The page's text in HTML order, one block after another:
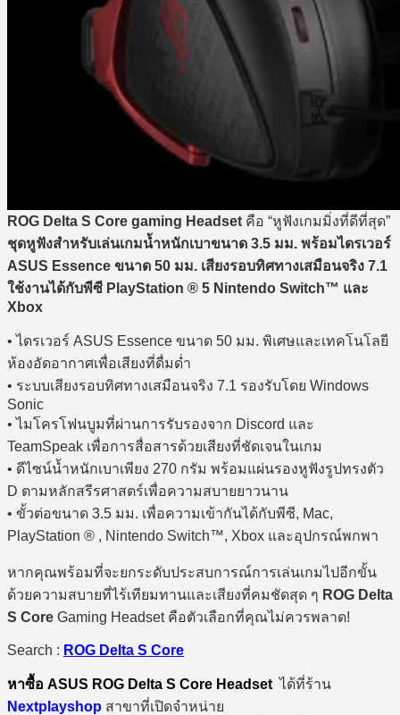
ROG Delta S Core gaming Headset คือ “หูฟังเกมมิ่งที่ดีที่สุด”
ชุดหูฟังสำหรับเล่นเกมน้ำหนักเบาขนาด 3.5 มม. พร้อมไดรเวอร์
ASUS Essence ขนาด 50 มม. เสียงรอบทิศทางเสมือนจริง 7.1
ใช้งานได้กับพีซี PlayStation ® 5 Nintendo Switch™ และ
Xbox
• ไดรเวอร์ ASUS Essence ขนาด 50 มม. พิเศษและเทคโนโลยี
ห้องอัดอากาศเพื่อเสียงที่ดื่มด่ำ
• ระบบเสียงรอบทิศทางเสมือนจริง 7.1 รองรับโดย Windows
Sonic
• ไมโครโฟนบูมที่ผ่านการรับรองจาก Discord และ
TeamSpeak เพื่อการสื่อสารด้วยเสียงที่ชัดเจนในเกม
• ดีไซน์น้ำหนักเบาเพียง 270 กรัม พร้อมแผ่นรองหูฟังรูปทรงตัว
D ตามหลักสรีรศาสตร์เพื่อความสบายยาวนาน
• ขั้วต่อขนาด 3.5 มม. เพื่อความเข้ากันได้กับพีซี, Mac,
PlayStation ® , Nintendo Switch™, Xbox และอุปกรณ์พกพา
หากคุณพร้อมที่จะยกระดับประสบการณ์การเล่นเกมไปอีกขั้น
ด้วยความสบายที่ไร้เทียมทานและเสียงที่คมชัดสุด ๆ ROG Delta
S Core Gaming Headset คือตัวเลือกที่คุณไม่ควรพลาด!
Search : ROG Delta S Core
หาซื้อ ASUS ROG Delta S Core Headsetได้ที่ร้าน
Nextplayshop สาขาที่เปิดจำหน่าย